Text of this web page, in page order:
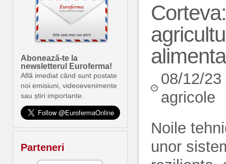
Abonează-te la
newsletterul Euroferma!
Află imediat când sunt postate
noi emisiuni, videoevenimente
sau știri importante.
Parteneri
08/12/
agricole
Noile
unor